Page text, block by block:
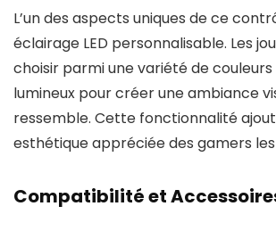
L’un des aspects uniques de ce
éclairage LED personnalisable. Les
choisir parmi une variété de couleurs
lumineux pour créer une ambiance
ressemble. Cette fonctionnalité
esthétique appréciée des gamers
Compatibilité et